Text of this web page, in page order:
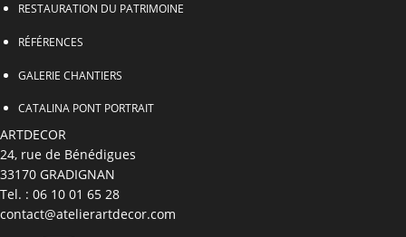
RESTAURATION DU PATRIMOINE
RÉFÉRENCES
GALERIE CHANTIERS
CATALINA PONT PORTRAIT
ARTDECOR
24, rue de Bénédigues
33170 GRADIGNAN
Tel. : 06 10 01 65 28
contact@atelierartdecor.com